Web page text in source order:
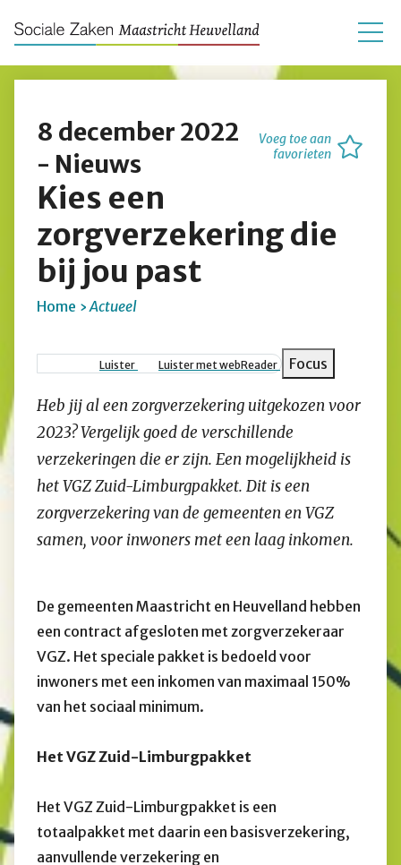
Voeg toe aan
favorieten
8 december 2022
- Nieuws
Kies een
zorgverzekering die
bij jou past
Kruimelpad
Home Actueel
Luister Luister met webReader Focus
Heb jij al een zorgverzekering uitgekozen voor
2023? Vergelijk goed de verschillende
verzekeringen die er zijn. Een mogelijkheid is
het VGZ Zuid-Limburgpakket. Dit is een
zorgverzekering van de gemeenten en VGZ
samen, voor inwoners met een laag inkomen.
De gemeenten Maastricht en Heuvelland hebben
een contract afgesloten met zorgverzekeraar
VGZ. Het speciale pakket is bedoeld voor
inwoners met een inkomen van maximaal 150%
van het sociaal minimum.
Het VGZ Zuid-Limburgpakket
Het VGZ Zuid-Limburgpakket is een
totaalpakket met daarin een basisverzekering,
aanvullende verzekering en